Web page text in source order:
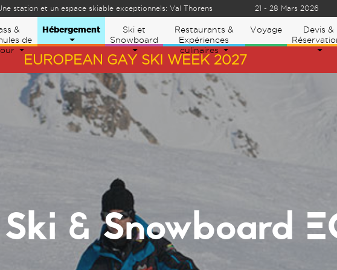
et un espace skiable exceptionnels: Val Thorens 21 - 28 Mars 2026
&
de
Hébergement
Ski et
Snowboard
Restaurants &
Expériences
culinaires
Voyage
Devis &
EUROPEAN GAY SKI WEEK 2027
& Snowboard